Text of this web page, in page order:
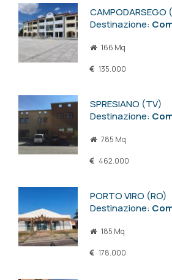
CAMPODARSEGO
Destinazione:
166 Mq
135.000
SPRESIANO (TV)
Destinazione:
785 Mq
462.000
PORTO VIRO (RO)
Destinazione:
185 Mq
178.000